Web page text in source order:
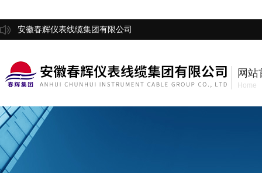
安徽春辉仪表线缆集团有限公司
网站
Home